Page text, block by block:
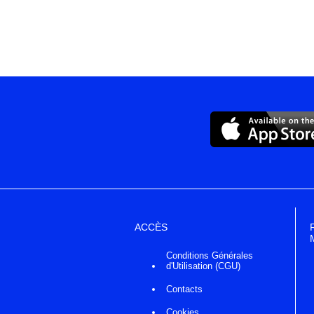
ACCÈS
Conditions Générales
d'Utilisation (CGU)
Contacts